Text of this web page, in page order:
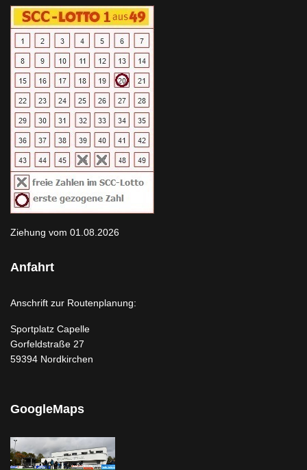
Ziehung vom 01.08.2026
Anfahrt
Anschrift zur Routenplanung:
Sportplatz Capelle
Gorfeldstraße 27
59394 Nordkirchen
GoogleMaps